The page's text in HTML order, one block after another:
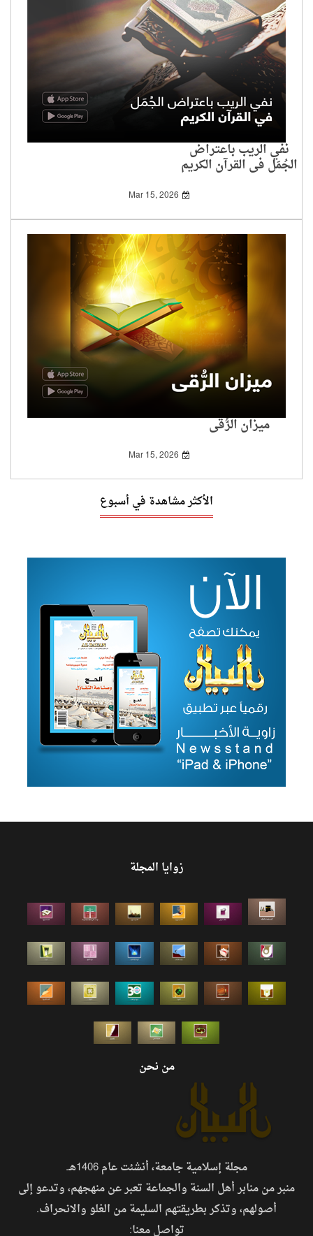
نفي الريب باعتراض
الجُمَل في القرآن الكريم
Mar 15, 2026
ميزان الرُّقى
Mar 15, 2026
الأكثر مشاهدة في أسبوع
زوايا المجلة
من نحن
مجلة إسلامية جامعة، أنشئت عام 1406هـ.
منبر من منابر أهل السنة والجماعة تعبر عن منهجهم، وتدعو إلى
أصولهم، وتذكر بطريقتهم السليمة من الغلو والانحراف.
تواصل معنا: